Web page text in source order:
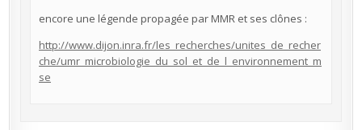
encore une légende propagée par MMR et ses clônes :
http://www.dijon.inra.fr/les_recherches/unites_de_recher
che/umr_microbiologie_du_sol_et_de_l_environnement_m
se